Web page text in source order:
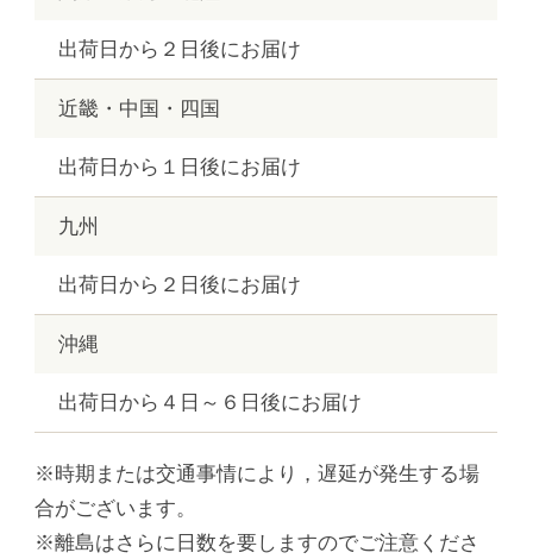
出荷日から２日後にお届け
近畿・中国・四国
出荷日から１日後にお届け
九州
出荷日から２日後にお届け
沖縄
出荷日から４日～６日後にお届け
※時期または交通事情により，遅延が発生する場
合がございます。
※離島はさらに日数を要しますのでご注意くださ